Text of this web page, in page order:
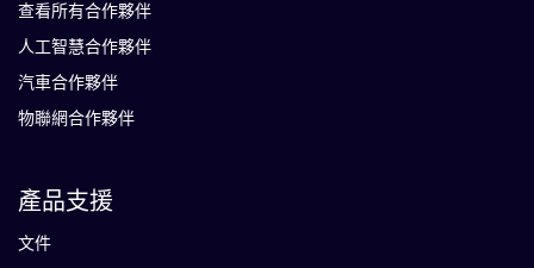
查看所有合作夥伴
人工智慧合作夥伴
汽車合作夥伴
物聯網合作夥伴
產品支援
文件